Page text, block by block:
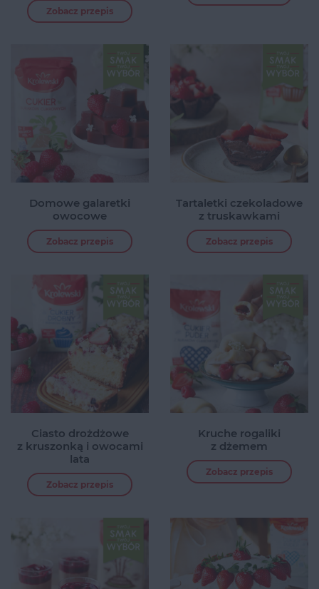
Zobacz przepis
Domowe galaretki
owocowe
Zobacz przepis
Tartaletki czekoladowe
z truskawkami
Zobacz przepis
Ciasto drożdżowe
z kruszonką i owocami
lata
Zobacz przepis
Kruche rogaliki
z dżemem
Zobacz przepis